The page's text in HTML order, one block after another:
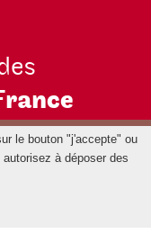
rance
le bouton "j'accepte" ou
à déposer des